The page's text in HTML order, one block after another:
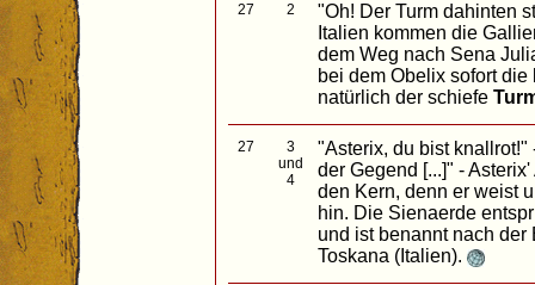
27 2
"Oh! Der Turm dahinten
Italien kommen die
dem Weg nach Sena
bei dem Obelix sofort
natürlich der schiefe
27
3
und
4
"Asterix, du bist
der Gegend [...]" -
den Kern, denn er weist
hin. Die Sienaerde
und ist benannt nach
Toskana (Italien).